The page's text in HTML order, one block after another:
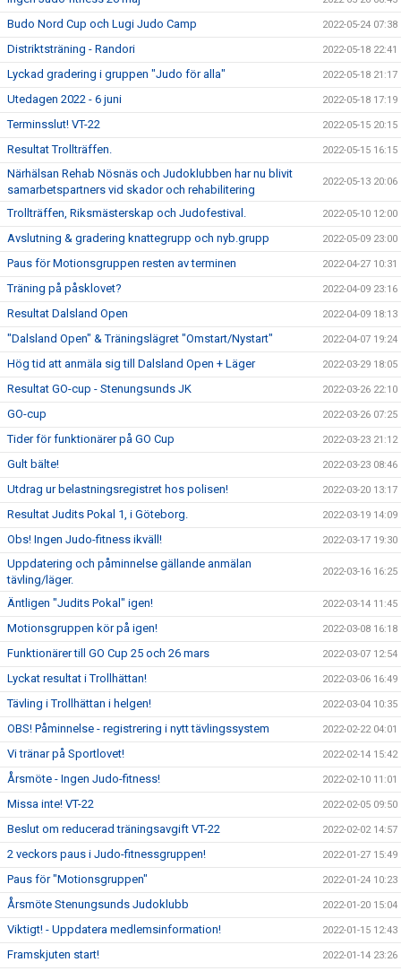
Budo Nord Cup och Lugi Judo Camp 2022-05-24 07:38
Distriktsträning - Randori 2022-05-18 22:41
Lyckad gradering i gruppen "Judo för alla" 2022-05-18 21:17
Utedagen 2022 - 6 juni 2022-05-18 17:19
Terminsslut! VT-22 2022-05-15 20:15
Resultat Trollträffen. 2022-05-15 16:15
Närhälsan Rehab Nösnäs och Judoklubben har nu blivit
samarbetspartners vid skador och rehabilitering
2022-05-13 20:06
Trollträffen, Riksmästerskap och Judofestival. 2022-05-10 12:00
Avslutning & gradering knattegrupp och nyb.grupp 2022-05-09 23:00
Paus för Motionsgruppen resten av terminen 2022-04-27 10:31
Träning på påsklovet? 2022-04-09 23:16
Resultat Dalsland Open 2022-04-09 18:13
"Dalsland Open" & Träningslägret "Omstart/Nystart" 2022-04-07 19:24
Hög tid att anmäla sig till Dalsland Open + Läger 2022-03-29 18:05
Resultat GO-cup - Stenungsunds JK 2022-03-26 22:10
GO-cup 2022-03-26 07:25
Tider för funktionärer på GO Cup 2022-03-23 21:12
Gult bälte! 2022-03-23 08:46
Utdrag ur belastningsregistret hos polisen! 2022-03-20 13:17
Resultat Judits Pokal 1, i Göteborg. 2022-03-19 14:09
Obs! Ingen Judo-fitness ikväll! 2022-03-17 19:30
Uppdatering och påminnelse gällande anmälan
tävling/läger.
2022-03-16 16:25
Äntligen "Judits Pokal" igen! 2022-03-14 11:45
Motionsgruppen kör på igen! 2022-03-08 16:18
Funktionärer till GO Cup 25 och 26 mars 2022-03-07 12:54
Lyckat resultat i Trollhättan! 2022-03-06 16:49
Tävling i Trollhättan i helgen! 2022-03-04 10:35
OBS! Påminnelse - registrering i nytt tävlingssystem 2022-02-22 04:01
Vi tränar på Sportlovet! 2022-02-14 15:42
Årsmöte - Ingen Judo-fitness! 2022-02-10 11:01
Missa inte! VT-22 2022-02-05 09:50
Beslut om reducerad träningsavgift VT-22 2022-02-02 14:57
2 veckors paus i Judo-fitnessgruppen! 2022-01-27 15:49
Paus för "Motionsgruppen" 2022-01-24 10:23
Årsmöte Stenungsunds Judoklubb 2022-01-20 15:04
Viktigt! - Uppdatera medlemsinformation! 2022-01-15 12:43
Framskjuten start! 2022-01-14 23:26